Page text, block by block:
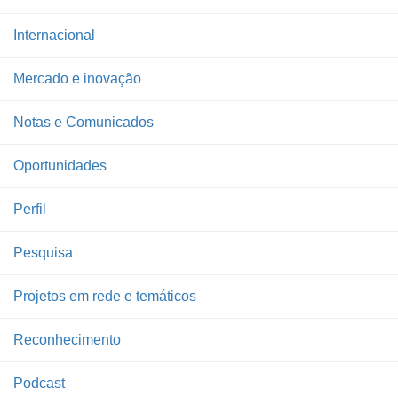
Internacional
Mercado e inovação
Notas e Comunicados
Oportunidades
Perfil
Pesquisa
Projetos em rede e temáticos
Reconhecimento
Podcast